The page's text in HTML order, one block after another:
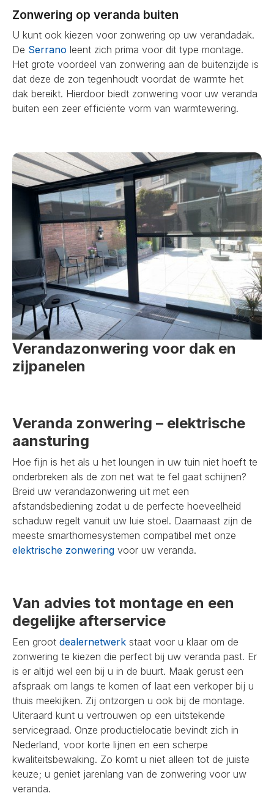
Zonwering op veranda buiten
U kunt ook kiezen voor zonwering op uw verandadak.
De Serrano leent zich prima voor dit type montage.
Het grote voordeel van zonwering aan de buitenzijde is
dat deze de zon tegenhoudt voordat de warmte het
dak bereikt. Hierdoor biedt zonwering voor uw veranda
buiten een zeer efficiënte vorm van warmtewering.
Verandazonwering voor dak en
zijpanelen
Veranda zonwering – elektrische
aansturing
Hoe fijn is het als u het loungen in uw tuin niet hoeft te
onderbreken als de zon net wat te fel gaat schijnen?
Breid uw verandazonwering uit met een
afstandsbediening zodat u de perfecte hoeveelheid
schaduw regelt vanuit uw luie stoel. Daarnaast zijn de
meeste smarthomesystemen compatibel met onze
elektrische zonwering voor uw veranda.
Van advies tot montage en een
degelijke afterservice
Een groot dealernetwerk staat voor u klaar om de
zonwering te kiezen die perfect bij uw veranda past. Er
is er altijd wel een bij u in de buurt. Maak gerust een
afspraak om langs te komen of laat een verkoper bij u
thuis meekijken. Zij ontzorgen u ook bij de montage.
Uiteraard kunt u vertrouwen op een uitstekende
servicegraad. Onze productielocatie bevindt zich in
Nederland, voor korte lijnen en een scherpe
kwaliteitsbewaking. Zo komt u niet alleen tot de juiste
keuze; u geniet jarenlang van de zonwering voor uw
veranda.